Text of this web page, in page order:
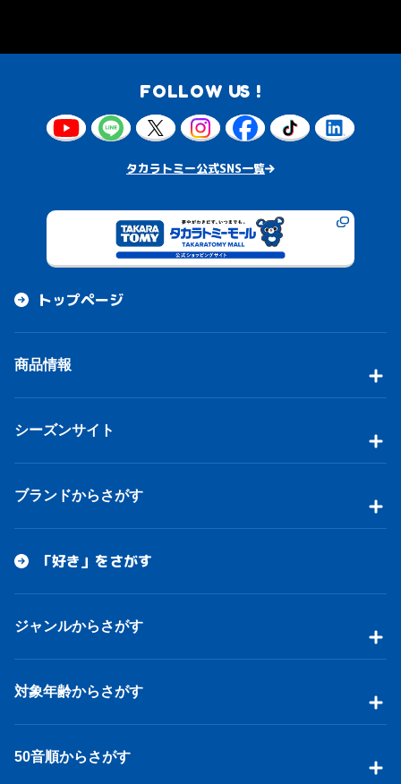
FOLLOW US !
タカラトミー公式SNS一覧
トップページ
商品情報
シーズンサイト
ブランドからさがす
「好き」をさがす
ジャンルからさがす
対象年齢からさがす
50音順からさがす